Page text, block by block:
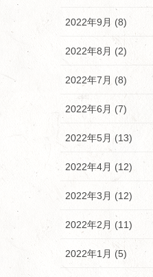
2022年9月 (8)
2022年8月 (2)
2022年7月 (8)
2022年6月 (7)
2022年5月 (13)
2022年4月 (12)
2022年3月 (12)
2022年2月 (11)
2022年1月 (5)